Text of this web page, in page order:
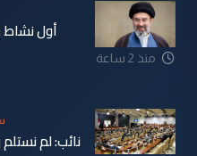
منذ 2 ساعة
أول
نائب: لم